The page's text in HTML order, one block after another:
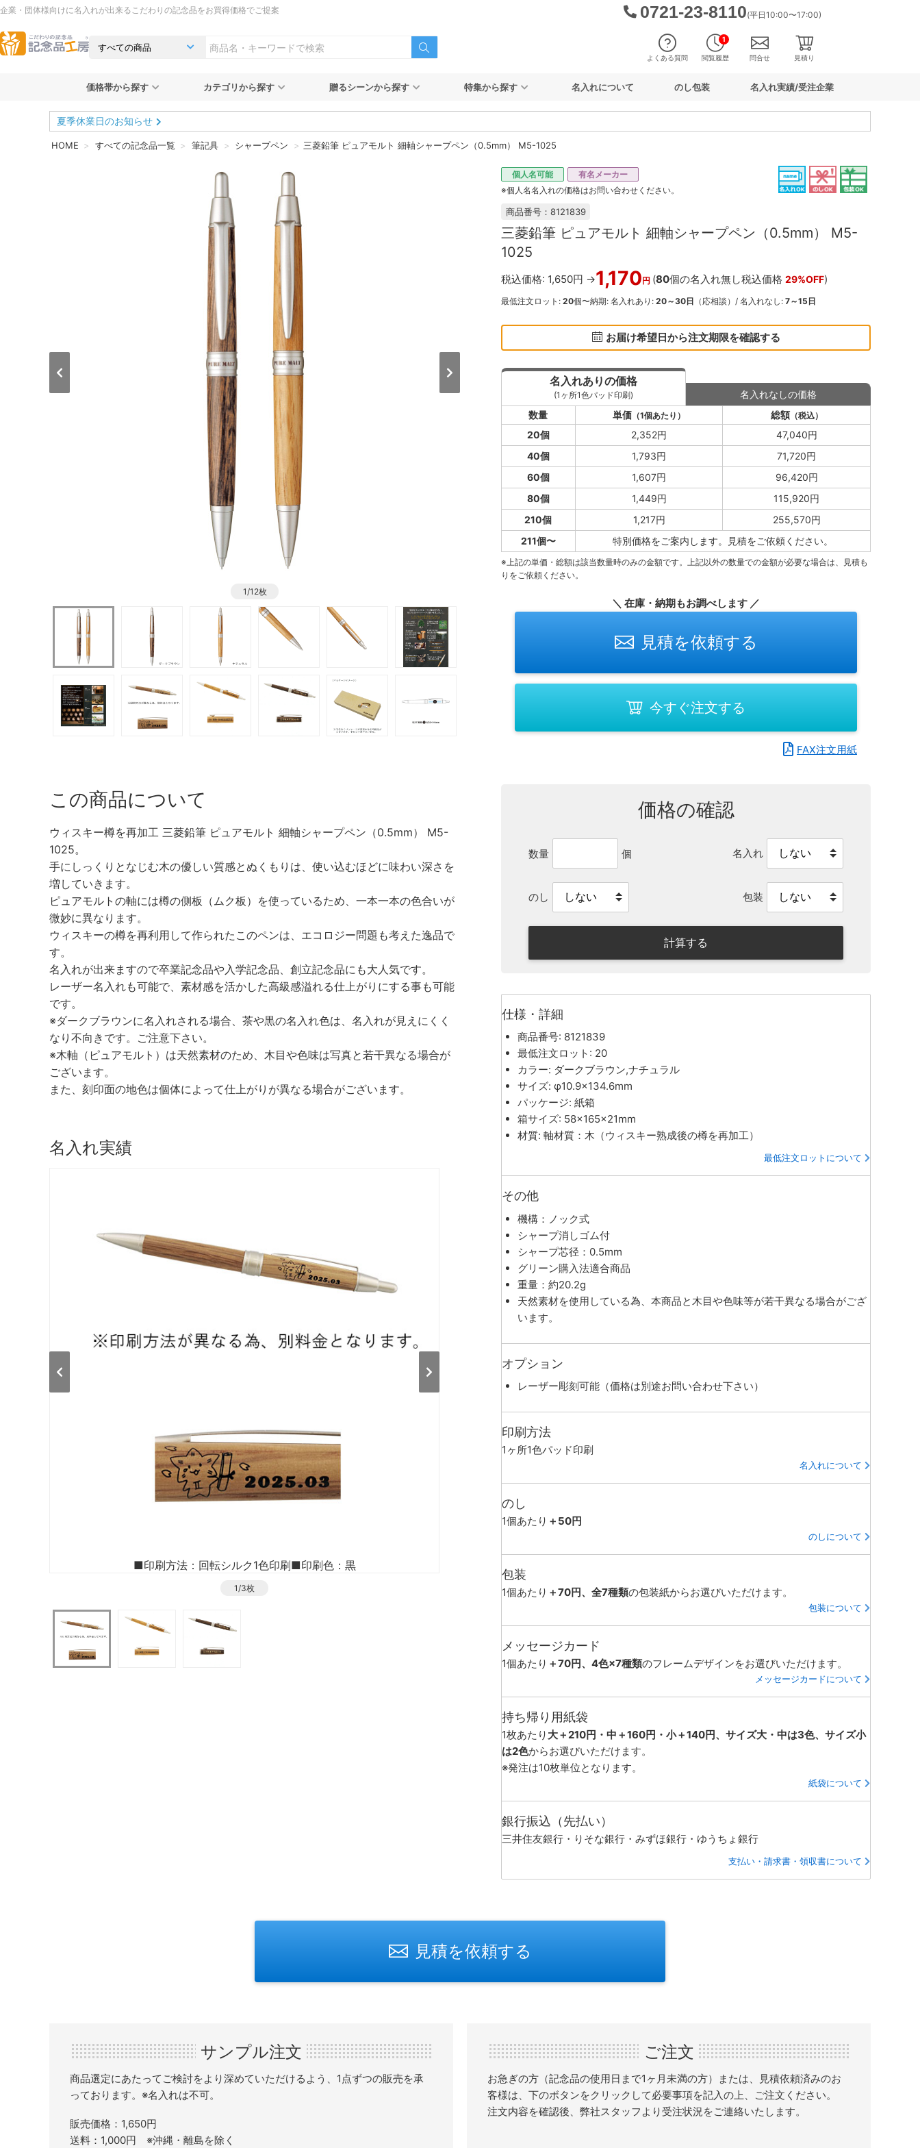
企業・団体様向けに名入れが出来るこだわりの記念品をお買得価格でご提案 0721-23-8110(平日10:00〜17:00)
よくある質問 閲覧履歴
1
問合せ 見積り
価格帯から探す カテゴリから探す 贈るシーンから探す 特集から探す 名入れについて のし包装 名入れ実績/受注企業
夏季休業日のお知らせ
HOME すべての記念品一覧 筆記具 シャープペン 三菱鉛筆 ピュアモルト 細軸シャープペン（0.5mm） M5-1025
1/12枚
個人名可能
有名メーカー
※個人名名入れの価格はお問い合わせください。
商品番号：8121839
三菱鉛筆 ピュアモルト 細軸シャープペン（0.5mm） M5-
1025
税込価格: 1,650円 →1,170円 (80個の名入れ無し税込価格 29%OFF)
最低注文ロット: 20個〜納期: 名入れあり: 20～30日 （応相談）/ 名入れなし: 7～15日
お届け希望日から注文期限を確認する
名入れありの価格
(1ヶ所1色パッド印刷)
名入れなしの価格
数量
単価 （1個あたり） 総額（税込）
20個 2,352円
47,040円
40個
1,793円
71,720円
60個
1,607円
96,420円
80個
1,449円
115,920円
210個
1,217円
255,570円
211個〜
特別価格をご案内します。 見積をご依頼ください。
※上記の単価・総額は該当数量時のみの金額です。上記以外の数量での金額が必要な場合は、見積も
りをご依頼ください。
＼ 在庫・納期もお調べします ／
見積を依頼する
今すぐ注文する
FAX注文用紙
この商品について
ウィスキー樽を再加工 三菱鉛筆 ピュアモルト 細軸シャープペン（0.5mm） M5-
1025。
手にしっくりとなじむ木の優しい質感とぬくもりは、使い込むほどに味わい深さを
増していきます。
ピュアモルトの軸には樽の側板（ムク板）を使っているため、一本一本の色合いが
微妙に異なります。
ウィスキーの樽を再利用して作られたこのペンは、エコロジー問題も考えた逸品で
す。
名入れが出来ますので卒業記念品や入学記念品、創立記念品にも大人気です。
レーザー名入れも可能で、素材感を活かした高級感溢れる仕上がりにする事も可能
です。
※ダークブラウンに名入れされる場合、茶や黒の名入れ色は、名入れが見えにくく
なり不向きです。ご注意下さい。
※木軸（ピュアモルト）は天然素材のため、木目や色味は写真と若干異なる場合が
ございます。
また、刻印面の地色は個体によって仕上がりが異なる場合がございます。
名入れ実績
■印刷方法：回転シルク1色印刷■印刷色：黒
1/3枚
価格の確認
数量 個 名入れ
のし 包装
計算する
仕様・詳細
商品番号: 8121839
最低注文ロット: 20
カラー: ダークブラウン,ナチュラル
サイズ: φ10.9×134.6mm
パッケージ: 紙箱
箱サイズ: 58×165×21mm
材質: 軸材質：木（ウィスキー熟成後の樽を再加工）
最低注文ロットについて
その他
機構：ノック式
シャープ消しゴム付
シャープ芯径：0.5mm
グリーン購入法適合商品
重量：約20.2g
天然素材を使用している為、本商品と木目や色味等が若干異なる場合がござ
います。
オプション
レーザー彫刻可能（価格は別途お問い合わせ下さい）
印刷方法
1ヶ所1色パッド印刷
名入れについて
のし
1個あたり ＋50円
のしについて
包装
1個あたり ＋70円、全7種類の包装紙からお選びいただけます。
包装について
メッセージカード
1個あたり ＋70円、4色×7種類のフレームデザインをお選びいただけます。
メッセージカードについて
持ち帰り用紙袋
1枚あたり 大＋210円・中＋160円・小＋140円、サイズ大・中は3色、サイズ小
は2色からお選びいただけます。
※発注は10枚単位となります。
紙袋について
銀行振込（先払い）
三井住友銀行・りそな銀行・みずほ銀行・ゆうちょ銀行
支払い・請求書・領収書について
見積を依頼する
サンプル注文
商品選定にあたってご検討をより深めていただけるよう、1点ずつの販売を承
っております。※名入れは不可。
販売価格：1,650円
送料：1,000円 ※沖縄・離島を除く
ご注文
お急ぎの方（記念品の使用日まで1ヶ月未満の方）または、見積依頼済みのお
客様は、下のボタンをクリックして必要事項を記入の上、ご注文ください。
注文内容を確認後、弊社スタッフより受注状況をご連絡いたします。